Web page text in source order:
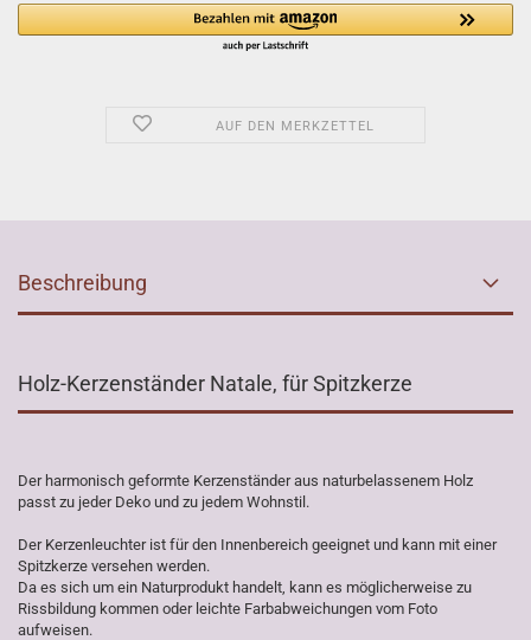
AUF DEN MERKZETTEL
Beschreibung
Holz-Kerzenständer Natale, für Spitzkerze
Der harmonisch geformte Kerzenständer aus naturbelassenem Holz
passt zu jeder Deko und zu jedem Wohnstil.
Der Kerzenleuchter ist für den Innenbereich geeignet und kann mit einer
Spitzkerze versehen werden.
Da es sich um ein Naturprodukt handelt, kann es möglicherweise zu
Rissbildung kommen oder leichte Farbabweichungen vom Foto
aufweisen.